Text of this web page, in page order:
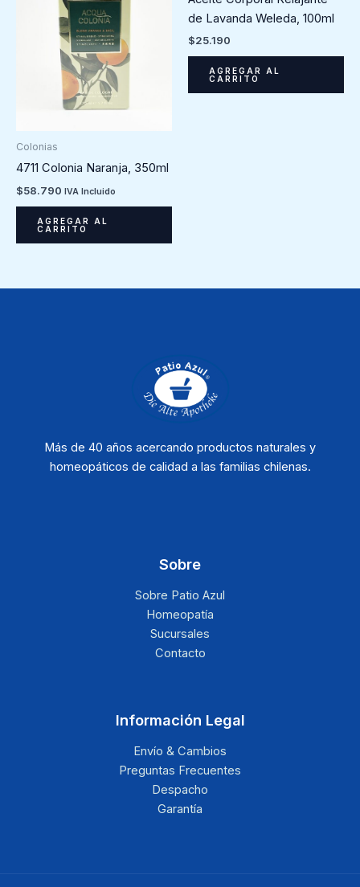
Colonias
4711 Colonia Naranja, 350ml
$58.790 IVA Incluido
AGREGAR AL
CARRITO
de Lavanda Weleda, 100ml
$25.190
AGREGAR AL
CARRITO
Más de 40 años acercando productos naturales y
homeopáticos de calidad a las familias chilenas.
Sobre
Sobre Patio Azul
Homeopatía
Sucursales
Contacto
Información Legal
Envío & Cambios
Preguntas Frecuentes
Despacho
Garantía